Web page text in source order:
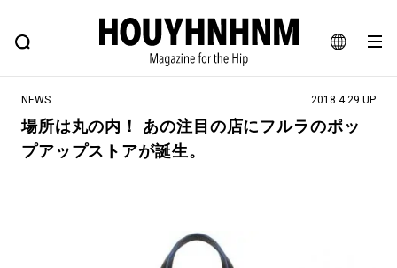
JA
EN
FEATURE BLOG SNAP
ヒップなファッション、カルチャー、ライフスタイルWEBマガジン
#マイナーグッド図鑑
NEWS 2018.4.29 UP
場所は丸の内！ あの注目の店にフルラのポッ
プアップストアが誕生。